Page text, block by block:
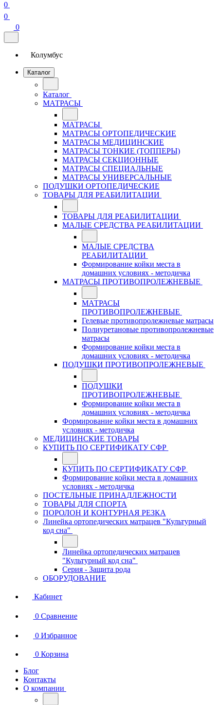
0
0
0
Колумбус
Каталог
Каталог
МАТРАСЫ
МАТРАСЫ
МАТРАСЫ ОРТОПЕДИЧЕСКИЕ
МАТРАСЫ МЕДИЦИНСКИЕ
МАТРАСЫ ТОНКИЕ (ТОППЕРЫ)
МАТРАСЫ СЕКЦИОННЫЕ
МАТРАСЫ СПЕЦИАЛЬНЫЕ
МАТРАСЫ УНИВЕРСАЛЬНЫЕ
ПОДУШКИ ОРТОПЕДИЧЕСКИЕ
ТОВАРЫ ДЛЯ РЕАБИЛИТАЦИИ
ТОВАРЫ ДЛЯ РЕАБИЛИТАЦИИ
МАЛЫЕ СРЕДСТВА РЕАБИЛИТАЦИИ
МАЛЫЕ СРЕДСТВА
РЕАБИЛИТАЦИИ
Формирование койки места в
домашних условиях - методичка
МАТРАСЫ ПРОТИВОПРОЛЕЖНЕВЫЕ
МАТРАСЫ
ПРОТИВОПРОЛЕЖНЕВЫЕ
Гелевые противопролежневые матрасы
Полиуретановые противопролежневые
матрасы
Формирование койки места в
домашних условиях - методичка
ПОДУШКИ ПРОТИВОПРОЛЕЖНЕВЫЕ
ПОДУШКИ
ПРОТИВОПРОЛЕЖНЕВЫЕ
Формирование койки места в
домашних условиях - методичка
Формирование койки места в домашних
условиях - методичка
МЕДИЦИНСКИЕ ТОВАРЫ
КУПИТЬ ПО СЕРТИФИКАТУ СФР
КУПИТЬ ПО СЕРТИФИКАТУ СФР
Формирование койки места в домашних
условиях - методичка
ПОСТЕЛЬНЫЕ ПРИНАДЛЕЖНОСТИ
ТОВАРЫ ДЛЯ СПОРТА
ПОРОЛОН И КОНТУРНАЯ РЕЗКА
Линейка ортопедических матрацев "Культурный
код сна"
Линейка ортопедических матрацев
"Культурный код сна"
Серия - Защита рода
ОБОРУДОВАНИЕ
Кабинет
0 Сравнение
0 Избранное
0 Корзина
Блог
Контакты
О компании